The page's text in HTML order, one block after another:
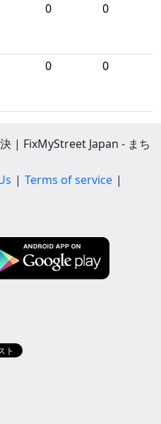
0 0
0 0
| FixMyStreet Japan - まち
Terms of service